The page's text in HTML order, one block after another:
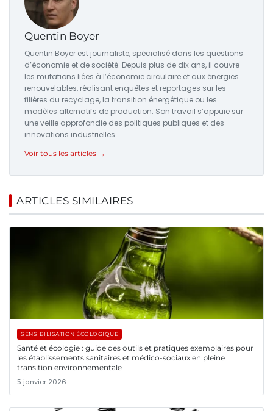
Quentin Boyer
Quentin Boyer est journaliste, spécialisé dans les questions
d’économie et de société. Depuis plus de dix ans, il couvre
les mutations liées à l’économie circulaire et aux énergies
renouvelables, réalisant enquêtes et reportages sur les
filières du recyclage, la transition énergétique ou les
modèles alternatifs de production. Son travail s’appuie sur
une veille approfondie des politiques publiques et des
innovations industrielles.
Voir tous les articles →
ARTICLES SIMILAIRES
SENSIBILISATION ÉCOLOGIQUE
Santé et écologie : guide des outils et pratiques exemplaires pour
les établissements sanitaires et médico-sociaux en pleine
transition environnementale
5 janvier 2026